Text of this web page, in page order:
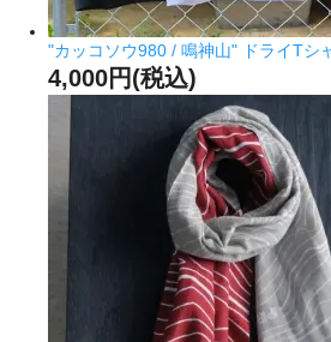
"カッコソウ980 / 鳴神山" ドライTシ
4,000円(税込)